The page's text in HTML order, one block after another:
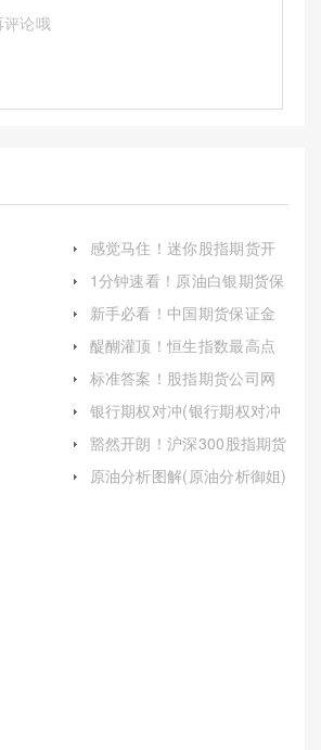
评论哦
感觉马住！迷你股指期货开
户（根据自身情况选择合适
的交易量）
1分钟速看！原油白银期货保
证金(帮助投资者更好地理解
期货市场)
新手必看！中国期货保证金
监控中心(保障期货市场安全
与稳定)
醍醐灌顶！恒生指数最高点
位(恒生指数最高点是多少)
标准答案！股指期货公司网
上开户（便捷高效，轻松开
启投资之旅）
银行期权对冲(银行期权对冲
什么意思)
豁然开朗！沪深300股指期货
手续费是多少（帮助投资者
更好地理解和控制交易成
原油分析图解(原油分析御姐)